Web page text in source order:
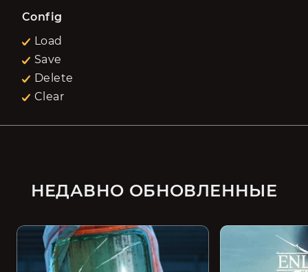
Config
Load
Save
Delete
Clear
НЕДАВНО ОБНОВЛЕННЫЕ